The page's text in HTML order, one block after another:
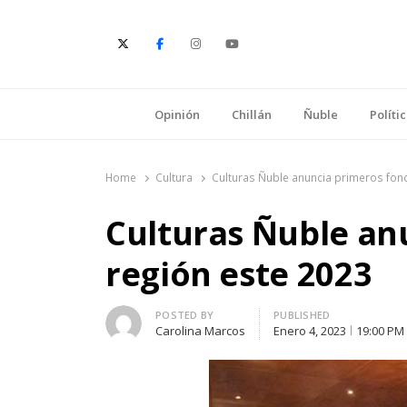
Opinión
Chillán Ñuble
Home Cultura Culturas Ñuble anuncia primeros
Culturas Ñuble
región este 2023
Author
POSTED BY
Carolina Marcos
PUBLISHED
Enero 4, 2023 19:00 PM